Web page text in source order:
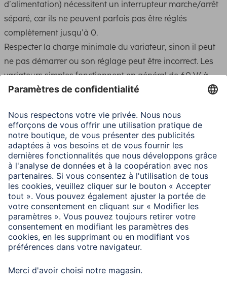
d’alimentation) nécessitent un interrupteur marche/arrêt
séparé, car ils ne peuvent parfois pas être réglés
complètement jusqu’à 0.
Respecter la charge minimale du variateur, sinon il peut
ne pas démarrer ou son réglage peut être incorrect. Les
variateurs simples fonctionnent en général de 60 W à
400 W.
base, celui-ci doit être réglé suffisamment haut sinon
l’ampoule LED peut ne pas s’allumer.
Faire varier le réglage lentement et de façon régulière. Ne
pas procéder par saccades ou aller trop vite.
Variateur pour ampoules incandescentes autorisé
uniquement, pas de variateur pour les transformateurs,
etc.
Le variateur tactile est la plupart du temps inapproprié.
Un variateur inadapté peut endommager l’ampoule de
façon irrémédiable.